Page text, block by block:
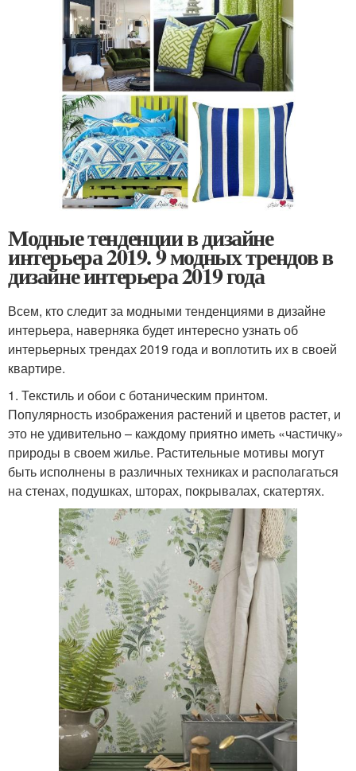
Модные тенденции в дизайне
интерьера 2019. 9 модных трендов в
дизайне интерьера 2019 года
Всем, кто следит за модными тенденциями в дизайне
интерьера, наверняка будет интересно узнать об
интерьерных трендах 2019 года и воплотить их в своей
квартире.
1. Текстиль и обои с ботаническим принтом.
Популярность изображения растений и цветов растет, и
это не удивительно – каждому приятно иметь «частичку»
природы в своем жилье. Растительные мотивы могут
быть исполнены в различных техниках и располагаться
на стенах, подушках, шторах, покрывалах, скатертях.